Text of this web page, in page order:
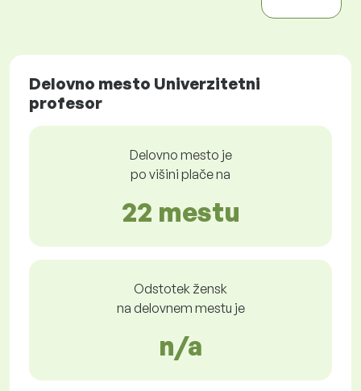
Delovno mesto Univerzitetni
profesor
Delovno mesto je
po višini plače na
22 mestu
Odstotek žensk
na delovnem mestu je
n/a